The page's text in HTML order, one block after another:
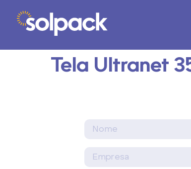
Tela Ultranet